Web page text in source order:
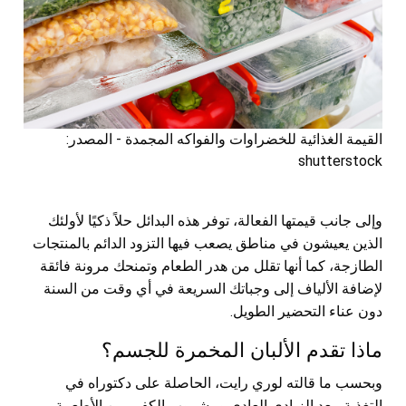
القيمة الغذائية للخضراوات والفواكه المجمدة - المصدر:
shutterstock
وإلى جانب قيمتها الفعالة، توفر هذه البدائل حلاً ذكيًا لأولئك
الذين يعيشون في مناطق يصعب فيها التزود الدائم بالمنتجات
الطازجة، كما أنها تقلل من هدر الطعام وتمنحك مرونة فائقة
لإضافة الألياف إلى وجباتك السريعة في أي وقت من السنة
دون عناء التحضير الطويل.
ماذا تقدم الألبان المخمرة للجسم؟
وبحسب ما قالته لوري رايت، الحاصلة على دكتوراه في